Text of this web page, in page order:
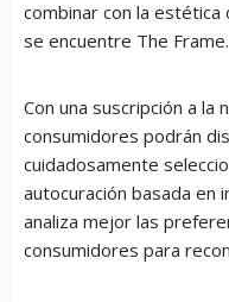
combinar con la estética
se encuentre The Frame.
Con una suscripción a la
consumidores podrán
cuidadosamente
autocuración basada en
analiza mejor las
consumidores para